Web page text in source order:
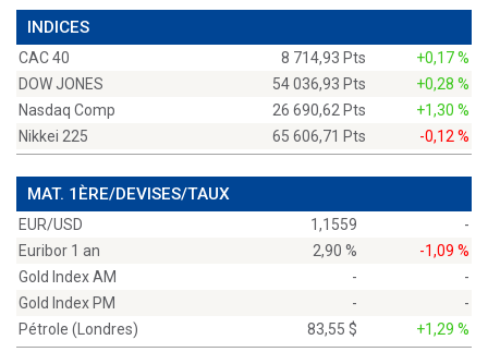
INDICES
CAC 40 8 714,93 Pts
+0,17 %
DOW JONES
54 036,93 Pts
+0,28 %
Nasdaq Comp
26 690,62 Pts
+1,30 %
Nikkei 225
65 606,71 Pts -0,12 %
MAT. 1ÈRE/DEVISES/TAUX
EUR/USD 1,1559
-
Euribor 1 an
2,90 %
-1,09 %
Gold Index AM
-
-
Gold Index PM
-
-
Pétrole (Londres)
83,55 $ +1,29 %